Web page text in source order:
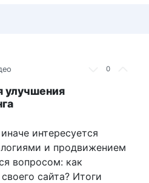
0
улучшения
интересуется
и продвижением
вопросом: как
сайта? Итоги